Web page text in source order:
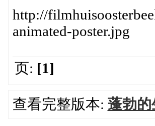
http://
animated-poster.jpg
页: [1]
查看完整版本: 蓬勃的